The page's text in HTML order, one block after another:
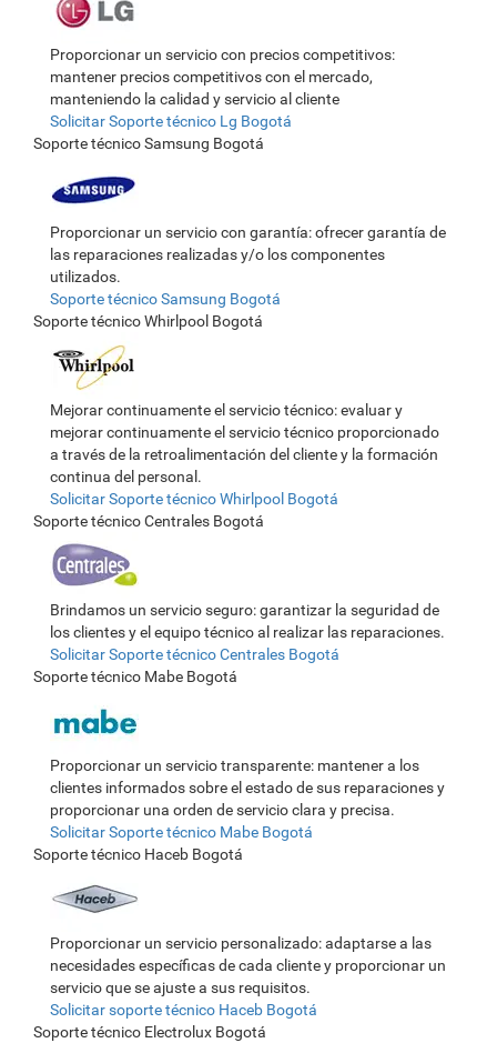
Proporcionar un servicio con precios competitivos:
mantener precios competitivos con el mercado,
manteniendo la calidad y servicio al cliente
Solicitar Soporte técnico Lg Bogotá
Soporte técnico Samsung Bogotá
Proporcionar un servicio con garantía: ofrecer garantía de
las reparaciones realizadas y/o los componentes
utilizados.
Soporte técnico Samsung Bogotá
Soporte técnico Whirlpool Bogotá
Mejorar continuamente el servicio técnico: evaluar y
mejorar continuamente el servicio técnico proporcionado
a través de la retroalimentación del cliente y la formación
continua del personal.
Solicitar Soporte técnico Whirlpool Bogotá
Soporte técnico Centrales Bogotá
Brindamos un servicio seguro: garantizar la seguridad de
los clientes y el equipo técnico al realizar las reparaciones.
Solicitar Soporte técnico Centrales Bogotá
Soporte técnico Mabe Bogotá
Proporcionar un servicio transparente: mantener a los
clientes informados sobre el estado de sus reparaciones y
proporcionar una orden de servicio clara y precisa.
Solicitar Soporte técnico Mabe Bogotá
Soporte técnico Haceb Bogotá
Proporcionar un servicio personalizado: adaptarse a las
necesidades específicas de cada cliente y proporcionar un
servicio que se ajuste a sus requisitos.
Solicitar soporte técnico Haceb Bogotá
Soporte técnico Electrolux Bogotá